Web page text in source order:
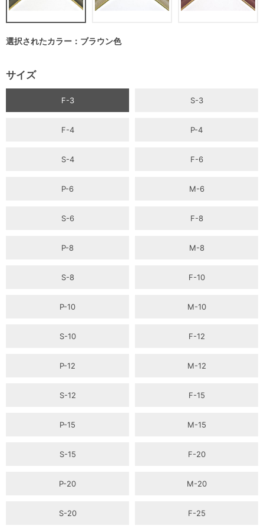
選択されたカラー：ブラウン色
サイズ
F-3 S-3
F-4 P-4
S-4 F-6
P-6 M-6
S-6 F-8
P-8 M-8
S-8 F-10
P-10 M-10
S-10 F-12
P-12 M-12
S-12 F-15
P-15 M-15
S-15 F-20
P-20 M-20
S-20 F-25